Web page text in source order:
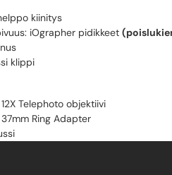
kiinitys
iOgrapher pidikkeet
klippi
Telephoto objektiivi
Ring Adapter